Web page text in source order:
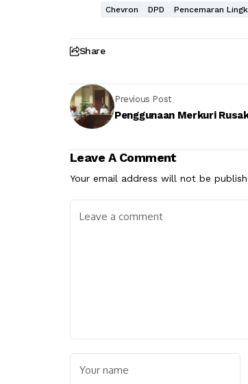
Chevron DPD Pencemaran
Share
Previous Post
Penggunaan Merkuri
Leave A Comment
Your email address will not be